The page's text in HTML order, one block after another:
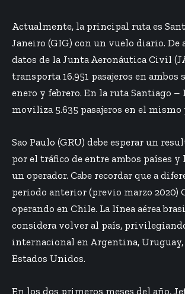
Actualmente, la principal ruta es
Janeiro (GIG) con un vuelo diario. De
datos de la Junta Aeronáutica Civil
transporta 16.951 pasajeros en
enero y febrero. En la ruta Santiago –
moviliza 5.635 pasajeros en el mismo
Sao Paulo (GRU) debe esperar un
por el tráfico de entre ambos países y
un operador. Cabe recordar que a
periodo anterior (previo marzo 2020)
operando en Chile. La línea aérea
considera volver al país,
internacional en Argentina, Uruguay,
Estados Unidos.
En los dos primeros meses del año,